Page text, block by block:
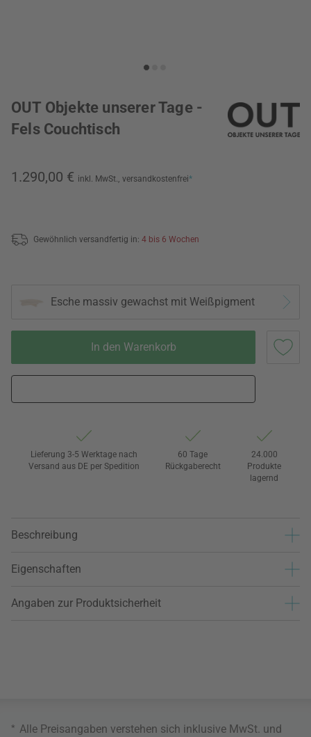
OUT Objekte unserer Tage -
Fels Couchtisch
1.290,00 € inkl. MwSt., versandkostenfrei*
Gewöhnlich versandfertig in: 4 bis 6 Wochen
Esche massiv gewachst mit Weißpigment
In den Warenkorb
Lieferung 3-5 Werktage nach
Versand aus DE per Spedition
60 Tage
Rückgaberecht
24.000
Produkte
lagernd
Beschreibung
Eigenschaften
Angaben zur Produktsicherheit
* Alle Preisangaben verstehen sich inklusive MwSt. und